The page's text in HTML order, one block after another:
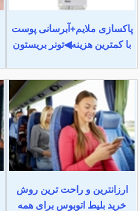
پاکسازی ملایم+آبرسانی پوست
با کمترین هزینه◀تونر بریستون
ارزانترین و راحت ترین روش
خرید بلیط اتوبوس برای همه